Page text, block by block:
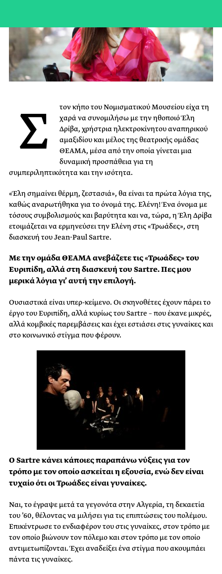
Σ
τον κήπο του Νομισματικού Μουσείου είχα τη
χαρά να συνομιλήσω με την ηθοποιό Έλη
Δρίβα, χρήστρια ηλεκτροκίνητου αναπηρικού
αμαξιδίου και μέλος της θεατρικής ομάδας
ΘΕΑΜΑ, μέσα από την οποία γίνεται μια
δυναμική προσπάθεια για τη
συμπεριληπτικότητα και την ισότητα.
«Έλη σημαίνει θέρμη, ζεστασιά», θα είναι τα πρώτα λόγια της,
καθώς αναρωτήθηκα για το όνομά της. Ελένη! Ένα όνομα με
τόσους συμβολισμούς και βαρύτητα και να, τώρα, η Έλη Δρίβα
ετοιμάζεται να ερμηνεύσει την Ελένη στις «Τρωάδες», στη
διασκευή του Jean-Paul Sartre.
Με την ομάδα ΘΕΑΜΑ ανεβάζετε τις «Τρωάδες» του
Ευριπίδη, αλλά στη διασκευή του Sartre. Πες μου
μερικά λόγια γι’ αυτή την επιλογή.
Ουσιαστικά είναι υπερ-κείμενο. Οι σκηνοθέτες έχουν πάρει το
έργο του Ευριπίδη, αλλά κυρίως του Sartre – που έκανε μικρές,
αλλά κομβικές παρεμβάσεις και έχει εστιάσει στις γυναίκες και
στο κοινωνικό στίγμα που φέρουν.
Ο Sartre κάνει κάποιες παραπάνω νύξεις για τον
τρόπο με τον οποίο ασκείται η εξουσία, ενώ δεν είναι
τυχαίο ότι οι Τρωάδες είναι γυναίκες.
Ναι, το έγραψε μετά τα γεγονότα στην Αλγερία, τη δεκαετία
του ’60, θέλοντας να μιλήσει για τις επιπτώσεις του πολέμου.
Επικέντρωσε το ενδιαφέρον του στις γυναίκες, στον τρόπο με
τον οποίο βιώνουν τον πόλεμο και στον τρόπο με τον οποίο
αντιμετωπίζονται. Έχει αναδείξει ένα στίγμα που ακουμπάει
πάντα τις γυναίκες.